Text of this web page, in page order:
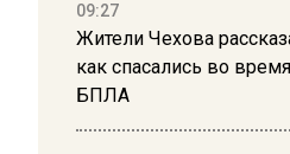
09:27
Жители Чехова
как спасались во
БПЛА